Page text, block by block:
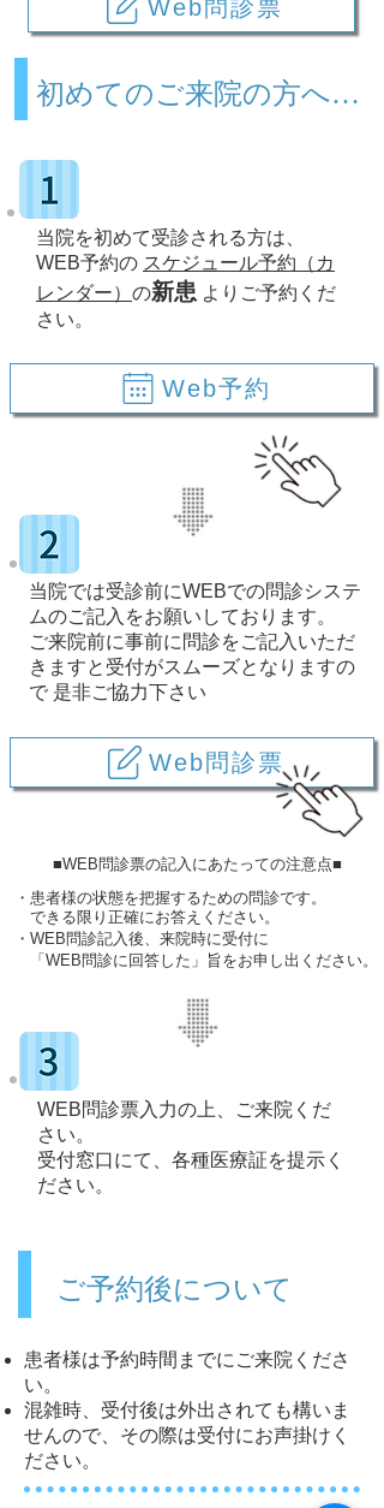
Web問診票
初めてのご来院の方へ…
当院を初めて受診される方は、
WEB予約の スケジュール予約（カ
レンダー） の新患 よりご予約くだ
さい。
Web予約
当院では受診前にWEBでの問診システ
ムのご記入をお願いしております。
ご来院前に事前に問診をご記入いただ
きますと 受付がスムーズとなりますの
で 是非ご協力下さい
Web問診票
■WEB問診票の記入にあたっての注意点■
・患者様の状態を把握するための問診です。
できる限り正確にお答えください。
・WEB問診記入後、来院時に受付に
「WEB問診に回答した」旨をお申し出ください。
WEB問診票入力の上、ご来院くだ
さい。
受付窓口にて、各種医療証を提示く
ださい。
ご予約後について
患者様は予約時間までにご来院くださ
い。
混雑時、受付後は外出されても構いま
せんので、その際は受付にお声掛けく
ださい。